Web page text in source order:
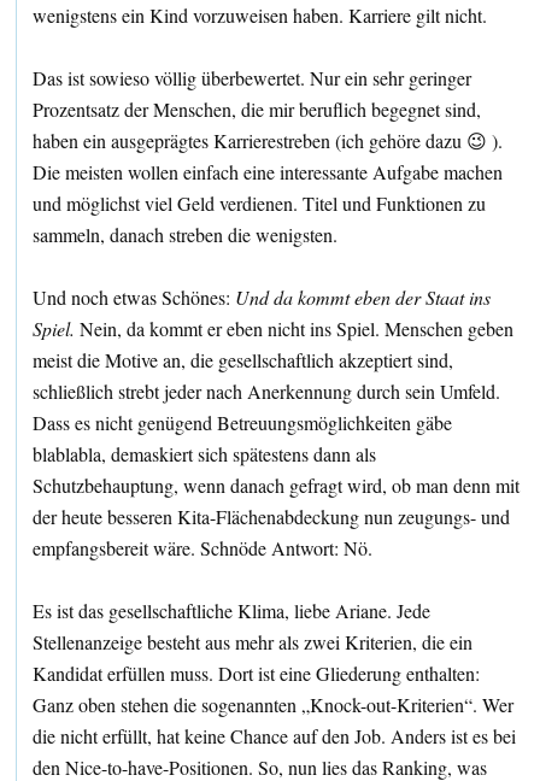
wenigstens ein Kind vorzuweisen haben. Karriere gilt nicht.
Das ist sowieso völlig überbewertet. Nur ein sehr geringer
Prozentsatz der Menschen, die mir beruflich begegnet sind,
haben ein ausgeprägtes Karrierestreben (ich gehöre dazu 😉 ).
Die meisten wollen einfach eine interessante Aufgabe machen
und möglichst viel Geld verdienen. Titel und Funktionen zu
sammeln, danach streben die wenigsten.
Und noch etwas Schönes: Und da kommt eben der Staat ins
Spiel. Nein, da kommt er eben nicht ins Spiel. Menschen geben
meist die Motive an, die gesellschaftlich akzeptiert sind,
schließlich strebt jeder nach Anerkennung durch sein Umfeld.
Dass es nicht genügend Betreuungsmöglichkeiten gäbe
blablabla, demaskiert sich spätestens dann als
Schutzbehauptung, wenn danach gefragt wird, ob man denn mit
der heute besseren Kita-Flächenabdeckung nun zeugungs- und
empfangsbereit wäre. Schnöde Antwort: Nö.
Es ist das gesellschaftliche Klima, liebe Ariane. Jede
Stellenanzeige besteht aus mehr als zwei Kriterien, die ein
Kandidat erfüllen muss. Dort ist eine Gliederung enthalten:
Ganz oben stehen die sogenannten „Knock-out-Kriterien“. Wer
die nicht erfüllt, hat keine Chance auf den Job. Anders ist es bei
den Nice-to-have-Positionen. So, nun lies das Ranking, was